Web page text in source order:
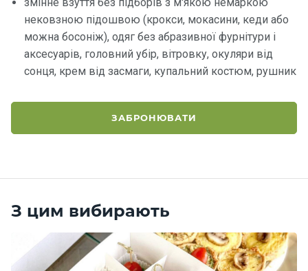
нековзною підошвою (крокси, мокасини, кеди або
можна босоніж), одяг без абразивної фурнітури і
аксесуарів, головний убір, вітровку, окуляри від
сонця, крем від засмаги, купальний костюм, рушник
ЗАБРОНЮВАТИ
З цим вибирають